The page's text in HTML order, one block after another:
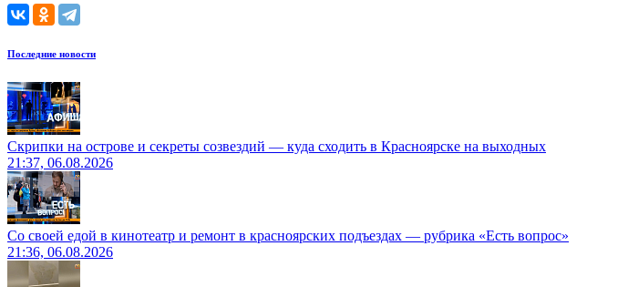
Последние новости
Скрипки на острове и секреты созвездий — куда сходить в Красноярске на выходных
21:37, 06.08.2026
Со своей едой в кинотеатр и ремонт в красноярских подъездах — рубрика «Есть вопрос»
21:36, 06.08.2026